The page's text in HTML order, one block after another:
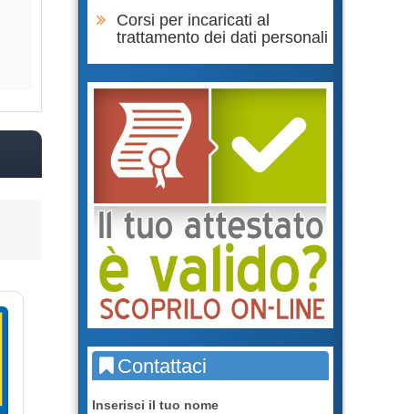
Acquista
Corsi per incaricati al
trattamento dei dati personali
Contattaci
Inserisci il tuo nome